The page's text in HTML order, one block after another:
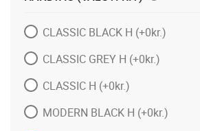
CLASSIC BLACK H (+0kr.)
CLASSIC GREY H (+0kr.)
CLASSIC H (+0kr.)
MODERN BLACK H (+0kr.)